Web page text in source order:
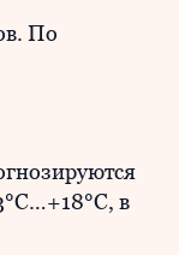
По
в